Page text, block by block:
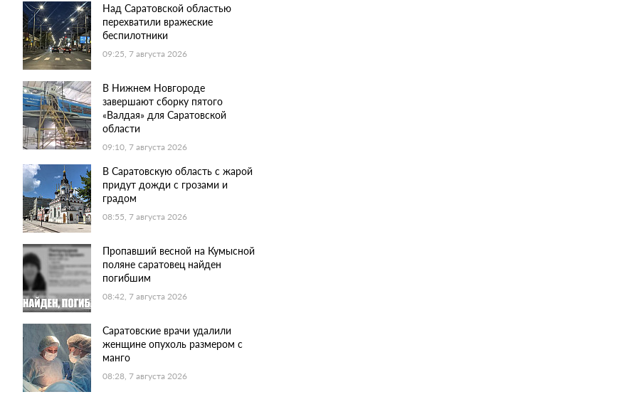
Над Саратовской областью
перехватили вражеские
беспилотники
09:25, 7 августа 2026
В Нижнем Новгороде
завершают сборку пятого
«Валдая» для Саратовской
области
09:10, 7 августа 2026
В Саратовскую область с жарой
придут дожди с грозами и
градом
08:55, 7 августа 2026
Пропавший весной на Кумысной
поляне саратовец найден
погибшим
08:42, 7 августа 2026
Саратовские врачи удалили
женщине опухоль размером с
манго
08:28, 7 августа 2026